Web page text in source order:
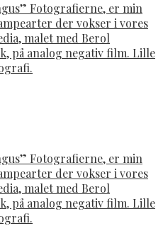
Fotografierne, er min
der vokser i vores
malet med Berol
på analog negativ film. Lille
Fotografierne, er min
der vokser i vores
malet med Berol
på analog negativ film. Lille